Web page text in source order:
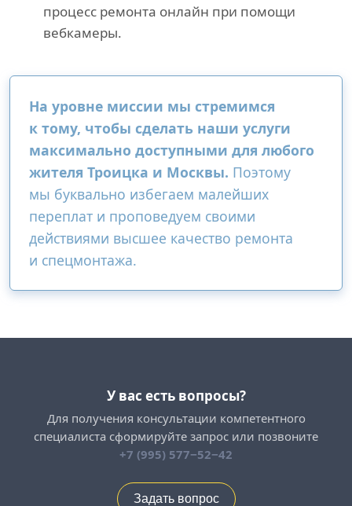
процесс ремонта онлайн при помощи
вебкамеры.
На уровне миссии мы стремимся
к тому, чтобы сделать наши услуги
максимально доступными для любого
жителя Троицка и Москвы. Поэтому
мы буквально избегаем малейших
переплат и проповедуем своими
действиями высшее качество ремонта
и спецмонтажа.
У вас есть вопросы?
Для получения консультации компетентного
специалиста сформируйте запрос или позвоните
+7 (995) 577−52−42
Задать вопрос